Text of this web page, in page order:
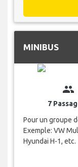
MINIBUS
group
7
Pour un groupe
Exemple: VW
Hyundai H-1, etc.